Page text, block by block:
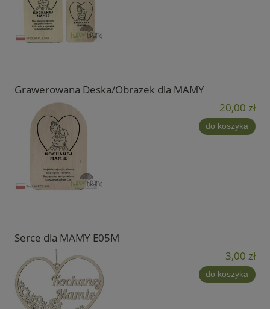
Grawerowana Deska/Obrazek dla MAMY
20,00 zł
do koszyka
Serce dla MAMY E05M
3,00 zł
do koszyka